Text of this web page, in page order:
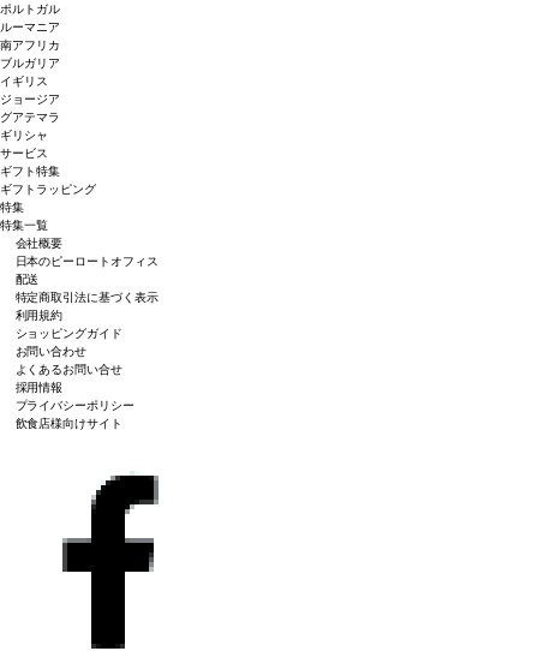
ポルトガル
ルーマニア
南アフリカ
ブルガリア
イギリス
ジョージア
グアテマラ
ギリシャ
サービス
ギフト特集
ギフトラッピング
特集
特集一覧
会社概要
日本のピーロートオフィス
配送
特定商取引法に基づく表示
利用規約
ショッピングガイド
お問い合わせ
よくあるお問い合せ
採用情報
プライバシーポリシー
飲食店様向けサイト